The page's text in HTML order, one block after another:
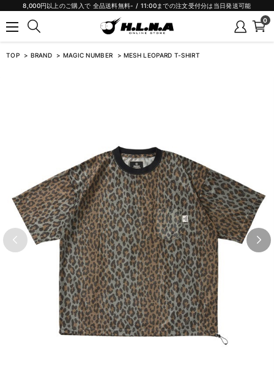
8,000円以上のご購入で 全品送料無料- / 11:00までの注文受付分は当日発送可能
0
TOP BRAND MAGIC NUMBER MESH LEOPARD T-SHIRT